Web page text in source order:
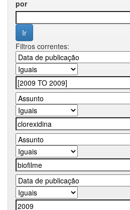
por
Filtros correntes: